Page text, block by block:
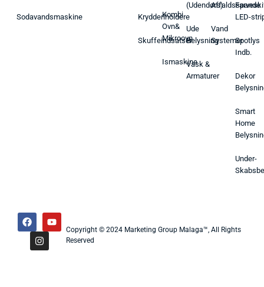
Sodavandsmaskine Krydderiholdere
Skuffeindsatser
Kombi
Ovn&
Mikroovn
Ismaskine
(Udendørs)
Ude
Belysning
Vask &
Armaturer
Affaldsspande
Vand
Systemer
LED-
Spotlys
Indb.
Dekor
Smart
Home
Under-
Copyright © 2024 Marketing Group Malaga™, All Rights
Reserved